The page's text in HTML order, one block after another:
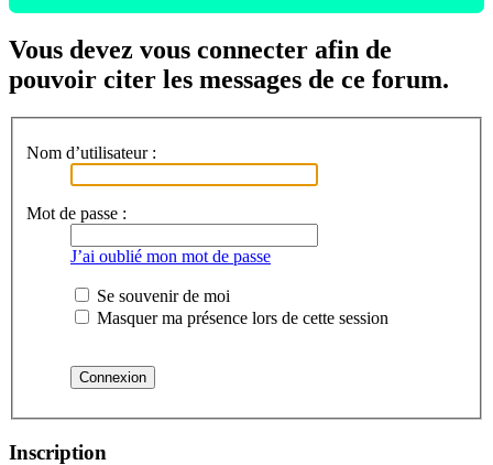
Vous devez vous connecter afin de
pouvoir citer les messages de ce forum.
Nom d’utilisateur :
Mot de passe :
J’ai oublié mon mot de passe
Se souvenir de moi
Masquer ma présence lors de cette session
Inscription